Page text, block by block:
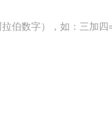
伯数字），如：三加四